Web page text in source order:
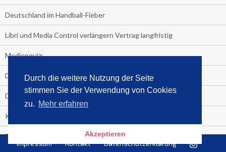
Durch die weitere Nutzung der Seite
stimmen Sie der Verwendung von Cookies
zu. Mehr erfahren
Akzeptieren
Deutschland im Handball-Fieber
Libri und Media Control verlängern Vertrag langfristig
Medienquiz:
Deutschlands Jahrescharts 2018
Die TV-Quotenkönige 2018
KNV und Media Control verlängern vorzeitig Zusammenarbeit
STRENG VERTRAULICH
Impressum
Kontakt Datenschutzerklärung